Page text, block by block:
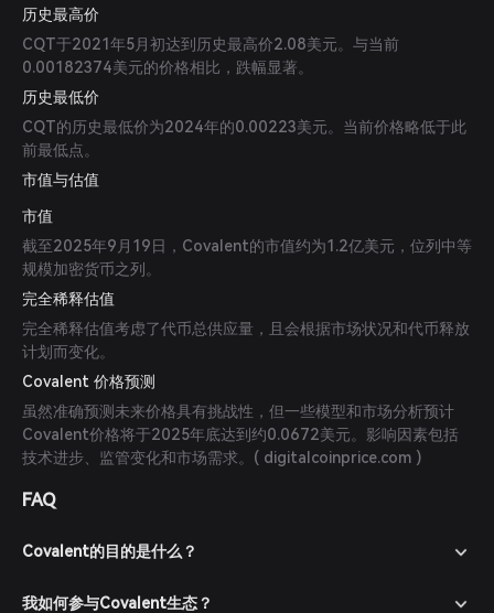
历史最高价
CQT于2021年5月初达到历史最高价2.08美元。与当前
0.00182374美元的价格相比，跌幅显著。
历史最低价
CQT的历史最低价为2024年的0.00223美元。当前价格略低于此
前最低点。
市值与估值
市值
截至2025年9月19日，Covalent的市值约为1.2亿美元，位列中等
规模加密货币之列。
完全稀释估值
完全稀释估值考虑了代币总供应量，且会根据市场状况和代币释放
计划而变化。
Covalent 价格预测
虽然准确预测未来价格具有挑战性，但一些模型和市场分析预计
Covalent价格将于2025年底达到约0.0672美元。影响因素包括
技术进步、监管变化和市场需求。( digitalcoinprice.com )
FAQ
Covalent的目的是什么？
我如何参与Covalent生态？